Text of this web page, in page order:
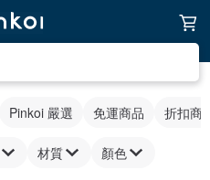
Pinkoi 嚴選 免運商品 折扣商
材質 顏色